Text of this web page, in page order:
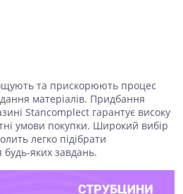
та прискорюють процес
матеріалів. Придбання
Stancomplect гарантує високу
умови покупки. Широкий вибір
легко підібрати
яких завдань.